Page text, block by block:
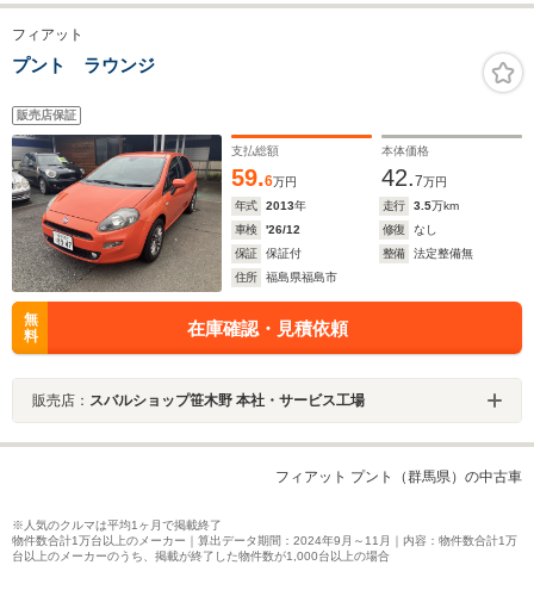
フィアット
プント ラウンジ
販売店保証
支払総額
59.6万円
本体価格
42.7万円
年式
2013年 走行 3.5万km
車検
'26/12 修復
なし
保証
保証付 整備
法定整備無
住所
福島県福島市
無
料
在庫確認・見積依頼
販売店： スバルショップ笹木野 本社・サービス工場
フィアット プント（群馬県）の中古車
※人気のクルマは平均1ヶ月で掲載終了
物件数合計1万台以上のメーカー｜算出データ期間：2024年9月～11月｜内容：物件数合計1万
台以上のメーカーのうち、掲載が終了した物件数が1,000台以上の場合